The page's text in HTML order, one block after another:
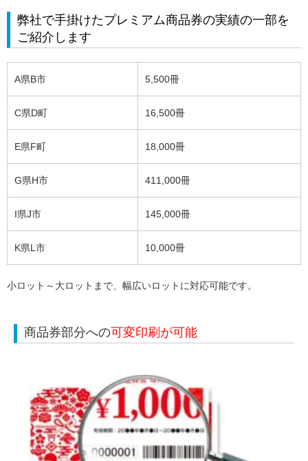
弊社で手掛けたプレミアム商品券の実績の一部を
ご紹介します
A県B市 5,500冊
C県D町 16,500冊
E県F町 18,000冊
G県H市 411,000冊
I県J市 145,000冊
K県L市 10,000冊
小ロット～大ロットまで、幅広いロットに対応可能です。
商品券部分への可変印刷が可能